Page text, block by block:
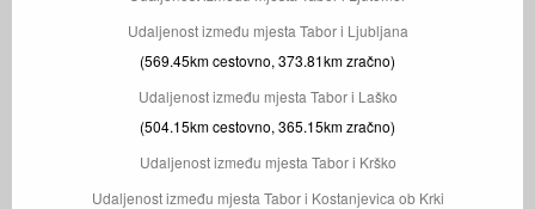
Udaljenost između mjesta Tabor i Ljubljana
(569.45km cestovno, 373.81km zračno)
Udaljenost između mjesta Tabor i Laško
(504.15km cestovno, 365.15km zračno)
Udaljenost između mjesta Tabor i Krško
Udaljenost između mjesta Tabor i Kostanjevica ob Krki